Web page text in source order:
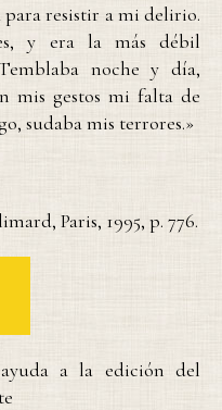
resistir a mi delirio.
y era la más débil
noche y día,
mis gestos mi falta de
sudaba mis terrores.»
Paris, 1995, p. 776.
a la edición del